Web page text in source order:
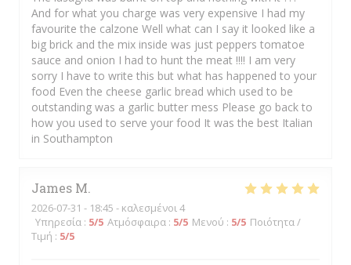
And for what you charge was very expensive I had my
favourite the calzone Well what can I say it looked like a
big brick and the mix inside was just peppers tomatoe
sauce and onion I had to hunt the meat !!!! I am very
sorry I have to write this but what has happened to your
food Even the cheese garlic bread which used to be
outstanding was a garlic butter mess Please go back to
how you used to serve your food It was the best Italian
in Southampton
James M
2026-07-31 - 18:45 - καλεσμένοι 4
Υπηρεσία : 5/5 Ατμόσφαιρα : 5/5 Μενού : 5/5 Ποιότητα /
Τιμή : 5/5